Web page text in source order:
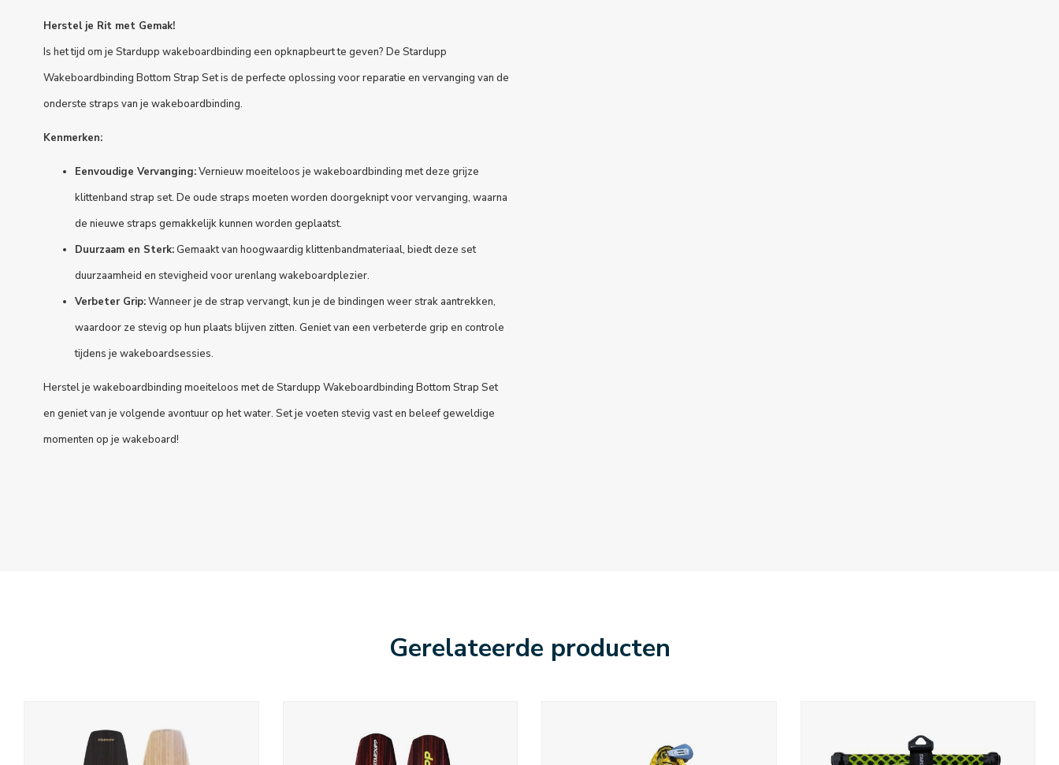
Herstel je Rit met Gemak!
Is het tijd om je Stardupp wakeboardbinding een opknapbeurt te geven? De Stardupp
Wakeboardbinding Bottom Strap Set is de perfecte oplossing voor reparatie en vervanging van de
onderste straps van je wakeboardbinding.
Kenmerken:
Eenvoudige Vervanging:Vernieuw moeiteloos je wakeboardbinding met deze grijze
klittenband strap set. De oude straps moeten worden doorgeknipt voor vervanging, waarna
de nieuwe straps gemakkelijk kunnen worden geplaatst.
Duurzaam en Sterk:Gemaakt van hoogwaardig klittenbandmateriaal, biedt deze set
duurzaamheid en stevigheid voor urenlang wakeboardplezier.
Verbeter Grip:Wanneer je de strap vervangt, kun je de bindingen weer strak aantrekken,
waardoor ze stevig op hun plaats blijven zitten. Geniet van een verbeterde grip en controle
tijdens je wakeboardsessies.
Herstel je wakeboardbinding moeiteloos met de Stardupp Wakeboardbinding Bottom Strap Set
en geniet van je volgende avontuur op het water. Set je voeten stevig vast en beleef geweldige
momenten op je wakeboard!
Gerelateerde producten